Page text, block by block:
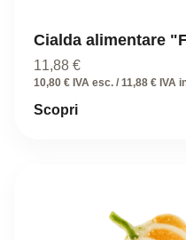
Cialda alimentare
11,88 €
10,80 € IVA esc. / 11,88 € IVA
Scopri